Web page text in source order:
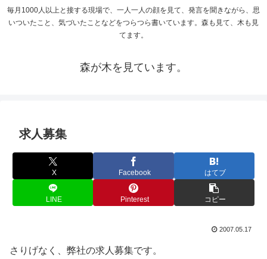
毎月1000人以上と接する現場で、一人一人の顔を見て、発言を聞きながら、思
いついたこと、気づいたことなどをつらつら書いています。森も見て、木も見
てます。
森が木を見ています。
求人募集
X Facebook はてブ
LINE Pinterest コピー
2007.05.17
さりげなく、弊社の求人募集です。